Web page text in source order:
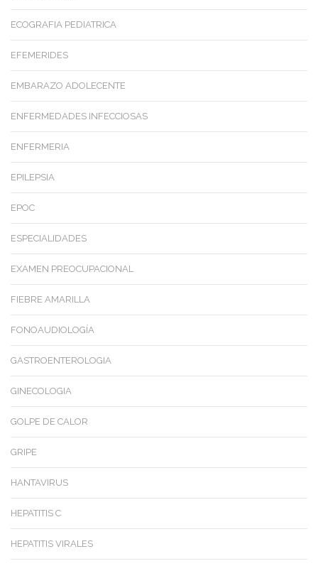
ECOGRAFIA PEDIATRICA
EFEMERIDES
EMBARAZO ADOLECENTE
ENFERMEDADES INFECCIOSAS
ENFERMERIA
EPILEPSIA
EPOC
ESPECIALIDADES
EXAMEN PREOCUPACIONAL
FIEBRE AMARILLA
FONOAUDIOLOGÍA
GASTROENTEROLOGIA
GINECOLOGIA
GOLPE DE CALOR
GRIPE
HANTAVIRUS
HEPATITIS C
HEPATITIS VIRALES